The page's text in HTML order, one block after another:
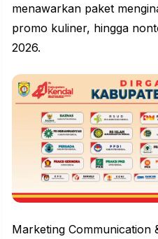
menawarkan paket
promo kuliner, hingga
2026.
Marketing Communication